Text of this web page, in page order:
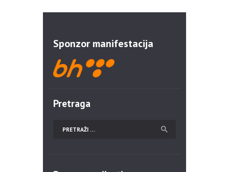
Sponzor manifestacija
Pretraga